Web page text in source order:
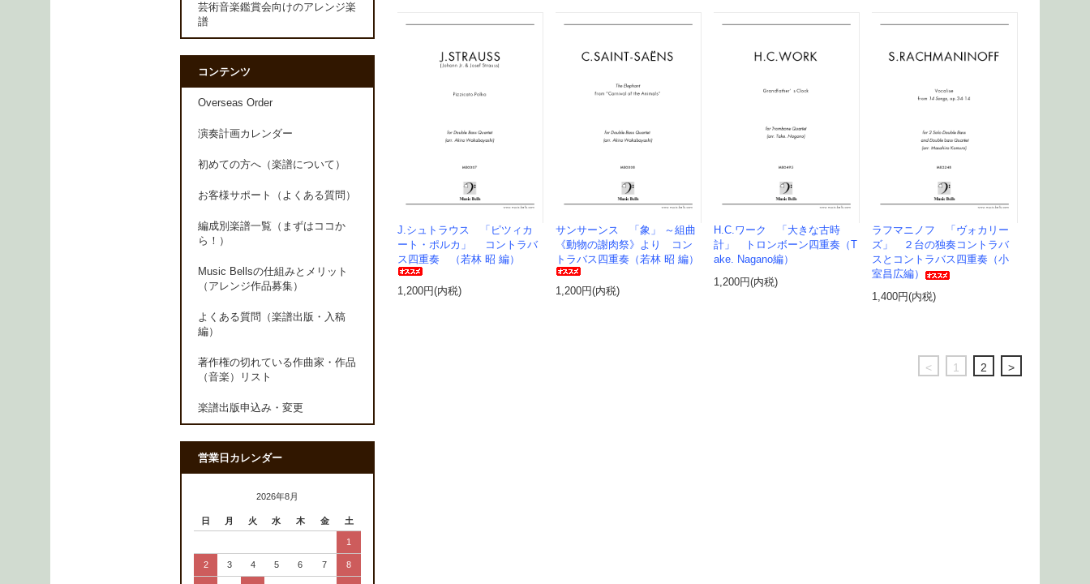
J.シュトラウス 「ピツィカ
ート・ポルカ」 コントラバ
ス四重奏 （若林 昭 編）
1,200円(内税)
サンサーンス 「象」 ～組曲
《動物の謝肉祭》より コン
トラバス四重奏（若林 昭 編）
1,200円(内税)
H.C.ワーク 「大きな古時
計」 トロンボーン四重奏（T
ake. Nagano編）
1,200円(内税)
ラフマニノフ 「ヴォカリー
ズ」 ２台の独奏コントラバ
スとコントラバス四重奏（小
室昌広編）
1,400円(内税)
< 1 2 >
芸術音楽鑑賞会向けのアレンジ楽
譜
コンテンツ
Overseas Order
演奏計画カレンダー
初めての方へ（楽譜について）
お客様サポート（よくある質問）
編成別楽譜一覧（まずはココか
ら！）
Music Bellsの仕組みとメリット
（アレンジ作品募集）
よくある質問（楽譜出版・入稿
編）
著作権の切れている作曲家・作品
（音楽）リスト
楽譜出版申込み・変更
営業日カレンダー
2026年8月
日 月 火 水 木 金 土
1
2 3 4 5 6 7 8